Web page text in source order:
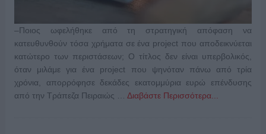
–Ποιος ωφελήθηκε από τη στρατηγική απόφαση να
κατευθυνθούν τόσα χρήματα σε ένα project που αποδεικνύεται
κατώτερο των περιστάσεων; Ο τίτλος δεν είναι υπερβολικός,
όταν μιλάμε για ένα project που ψηνόταν πάνω από τρία
χρόνια, απορρόφησε δεκάδες εκατομμύρια ευρώ επένδυσης
από την Τράπεζα Πειραιώς … Διαβάστε Περισσότερα...